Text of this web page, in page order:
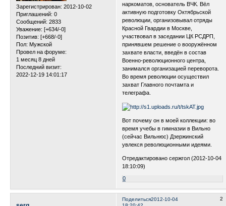
Зарегистрирован: 2012-10-02
Приглашений: 0
Сообщений: 2833
Уважение: [+634/-0]
Позитив: [+668/-0]
Пол: Мужской
Провел на форуме:
1 месяц 8 дней
Последний визит:
2022-12-19 14:01:17
наркоматов, основатель ВЧК. Вёл
активную подготовку Октябрьской
революции, организовывал отряды
Красной Гвардии в Москве,
участвовал в заседании ЦК РСДРП,
принявшем решение о вооружённом
захвате власти, введён в состав
Военно-революционного центра,
занимался организацией переворота.
Во время революции осуществил
захват Главного почтамта и
телеграфа.
Вот почему он в моей коллекции: во
время учебы в гимназии в Вильно
(сейчас Вильнюс) Дзержинский
увлекся революционными идеями.
Отредактировано сержгол (2012-10-04
18:10:09)
0
Поделиться 2
2012-10-04